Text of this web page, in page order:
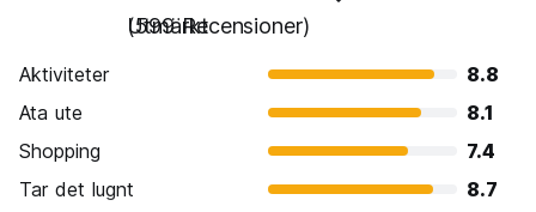
Utmärkt
(599 Recensioner)
Aktiviteter
8.8
Ata ute
8.1
Shopping
7.4
Tar det lugnt
8.7